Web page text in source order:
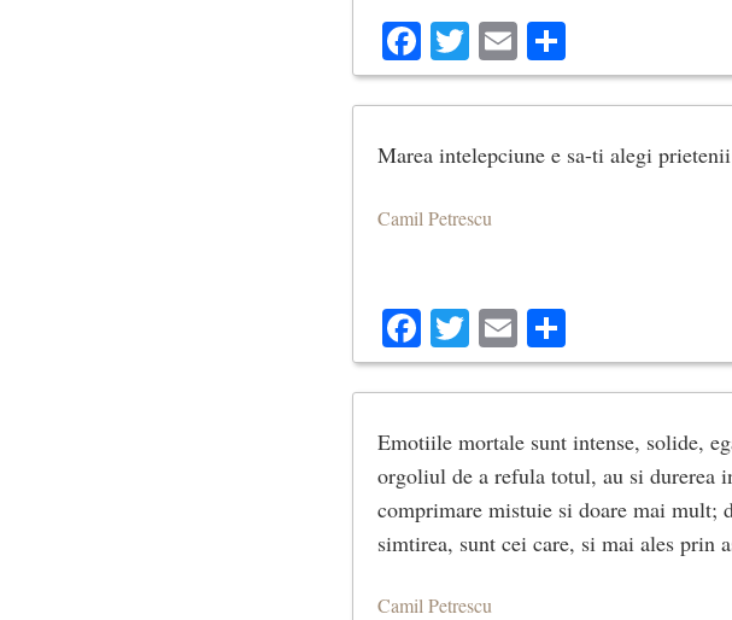
Facebook
Twitter
Email
Marea intelepciune e sa-ti alegi
Camil Petrescu
Facebook
Twitter
Email
Emotiile mortale sunt intense, solide,
orgoliul de a refula totul, au si durerea
comprimare mistuie si doare mai mult;
simtirea, sunt cei care, si mai ales prin
Camil Petrescu